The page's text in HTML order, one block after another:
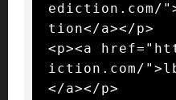
ediction.com/
tion</a></p>
<p><a
iction.com/
</a></p>